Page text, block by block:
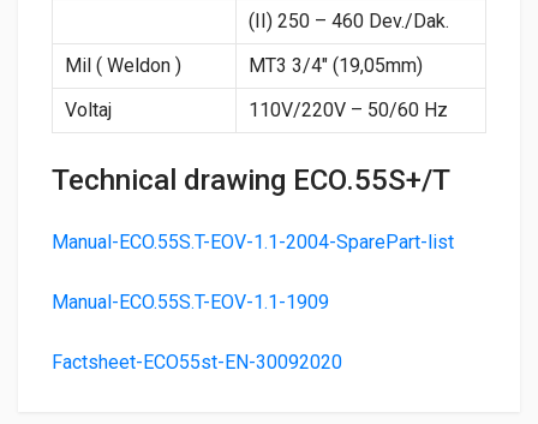
(II) 250 – 460 Dev./Dak.
Mil ( Weldon )
MT3 3/4″ (19,05mm)
Voltaj
110V/220V – 50/60 Hz
Technical drawing ECO.55S+/T
Manual-ECO.55S.T-EOV-1.1-2004-SparePart-list
Manual-ECO.55S.T-EOV-1.1-1909
Factsheet-ECO55st-EN-30092020